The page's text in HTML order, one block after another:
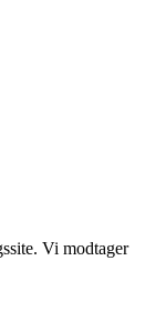
Vi modtager